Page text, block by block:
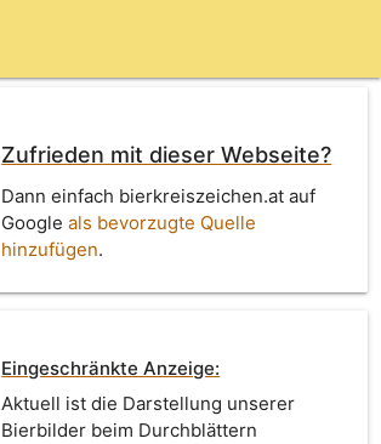
Zufrieden mit dieser Webseite?
Dann einfach bierkreiszeichen.at auf
Googleals bevorzugte Quelle
hinzufügen.
Eingeschränkte Anzeige:
Aktuell ist die Darstellung unserer
Bierbilder beim Durchblättern